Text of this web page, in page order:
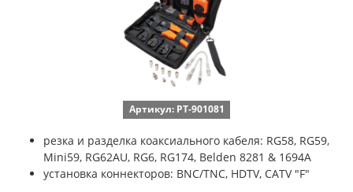
Артикул: PT-901081
резка и разделка коаксиального кабеля: RG58, RG59,
Mini59, RG62AU, RG6, RG174, Belden 8281 & 1694A
установка коннекторов: BNC/TNC, HDTV, CATV "F"